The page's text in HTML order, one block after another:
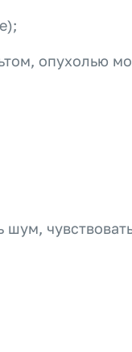
опухолью